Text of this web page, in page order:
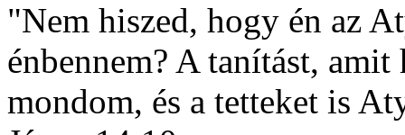
"Nem hiszed, hogy én az
énbennem? A tanítást,
mondom, és a tetteket is